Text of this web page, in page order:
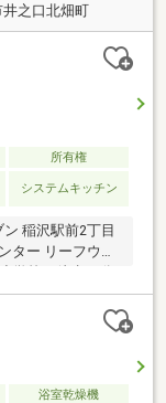
之口北畑町
所有権
システムキッチン
稲沢駅前2丁目
ター リーフウォ
学校：徒歩22分
付中◆◇転職した
他のお借入があ
費用などまとめ
客様に最適な資
浴室乾燥機